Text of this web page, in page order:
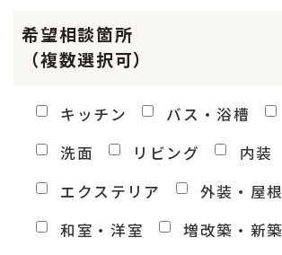
希望相談箇所
（複数選択可）
キッチン バス・浴槽
洗面
リビング
内装
エクステリア
外装・屋根
和室・洋室
増改築・新築